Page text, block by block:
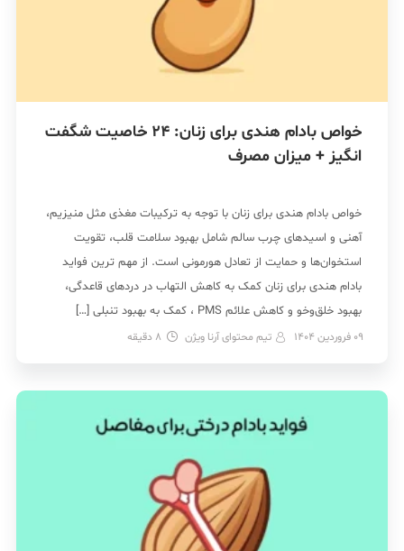
خواص بادام هندی برای زنان: 24 خاصیت شگفت
انگیز + میزان مصرف
خواص بادام هندی برای زنان با توجه به ترکیبات مغذی مثل منیزیم،
آهنی و اسیدهای چرب سالم شامل بهبود سلامت قلب، تقویت
استخوان‌ها و حمایت از تعادل هورمونی است. از مهم ترین فواید
بادام هندی برای زنان کمک به کاهش التهاب در دردهای قاعدگی،
بهبود خلق‌وخو و کاهش علائم PMS ، کمک به بهبود تنبلی […]
09 فروردین 1404 تیم محتوای آرنا ویژن 8 دقیقه